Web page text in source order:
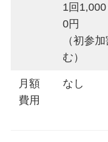
1回
0円
（初参
む）
月額
費用
なし